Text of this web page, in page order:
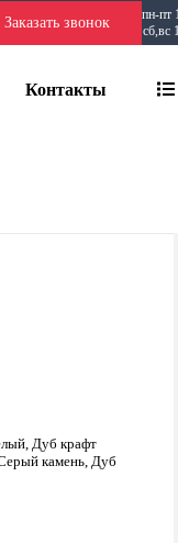
Заказать звонок
пн-пт
сб,вс
Контакты
Дуб крафт
камень, Дуб